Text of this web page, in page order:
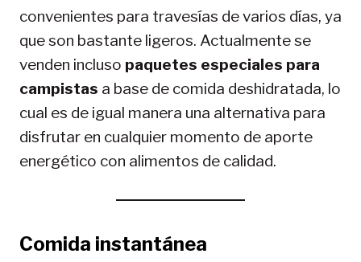
convenientes para travesías de varios días, ya
que son bastante ligeros. Actualmente se
venden incluso paquetes especiales para
campistas a base de comida deshidratada, lo
cual es de igual manera una alternativa para
disfrutar en cualquier momento de aporte
energético con alimentos de calidad.
Comida instantánea